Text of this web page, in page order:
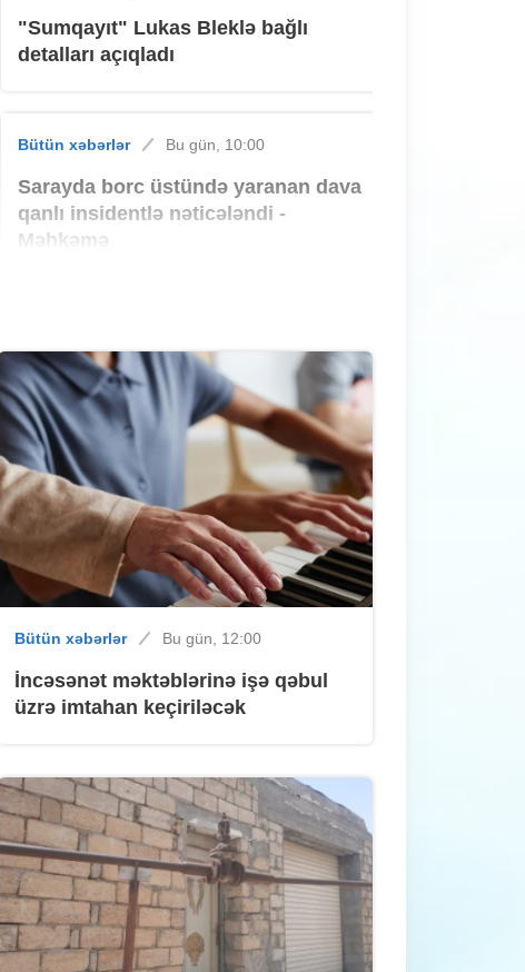
"Sumqayıt" Lukas Bleklə bağlı
detalları açıqladı
Bütün xəbərlər Bu gün, 10:00
Sarayda borc üstündə yaranan dava
qanlı insidentlə nəticələndi -
Məhkəmə
Sumqayıtda pensiyalar bu tarixdə
VERİLƏCƏK
Bütün xəbərlər Bu gün, 09:16
Sumqayıt şəhəri təhsildə hələ də
liderliyini qoruyur
Bütün xəbərlər Dünən, 18:05
Avropa ilə Asiyanı birləşdirən xətt
Sumqayıta çatdı
İdman Dünən, 17:41
Mehdi Hüseynzadə adına stadionda
PROBLEM - "Sumqayıt" "evsiz" qala
bilər
Bütün xəbərlər Bu gün, 12:00
İncəsənət məktəblərinə işə qəbul
üzrə imtahan keçiriləcək